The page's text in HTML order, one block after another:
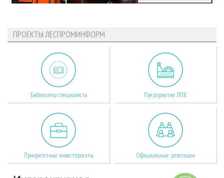
ПРОЕКТЫ ЛЕСПРОМИНФОРМ
Библиотека специалиста Предприятия ЛПК
Приоритетные инвестпроекты Официальные делегации